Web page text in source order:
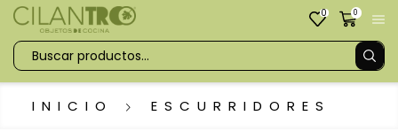
0 0
INICIO ESCURRIDORES